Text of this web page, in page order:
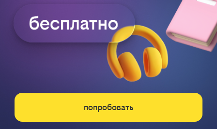
попробовать